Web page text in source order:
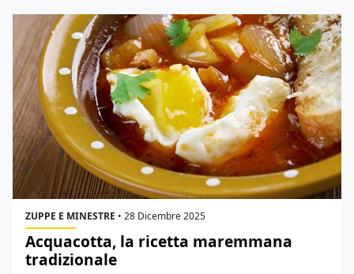
ZUPPE E MINESTRE • 28 Dicembre 2025
Acquacotta, la ricetta maremmana
tradizionale